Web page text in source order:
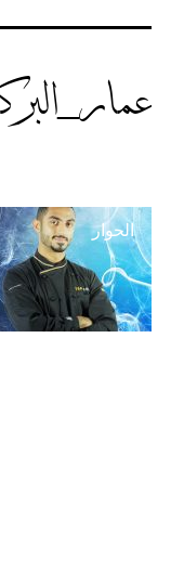
الوسم:
الحوار